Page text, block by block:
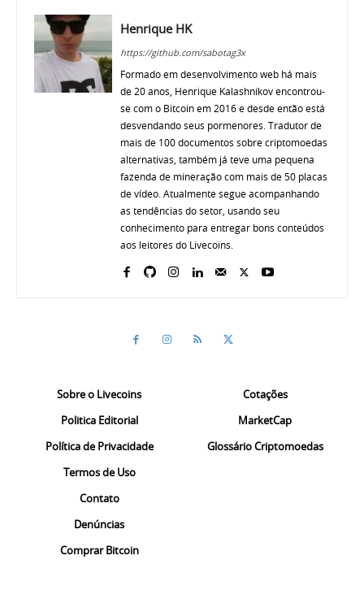
Henrique HK
https://github.com/sabotag3x
Formado em desenvolvimento web há mais
de 20 anos, Henrique Kalashnikov encontrou-
se com o Bitcoin em 2016 e desde então está
desvendando seus pormenores. Tradutor de
mais de 100 documentos sobre criptomoedas
alternativas, também já teve uma pequena
fazenda de mineração com mais de 50 placas
de vídeo. Atualmente segue acompanhando
as tendências do setor, usando seu
conhecimento para entregar bons conteúdos
aos leitores do Livecoins.
Sobre o Livecoins
Politica Editorial
Política de Privacidade
Termos de Uso
Contato
Denúncias
Comprar Bitcoin
Cotações
MarketCap
Glossário Criptomoedas